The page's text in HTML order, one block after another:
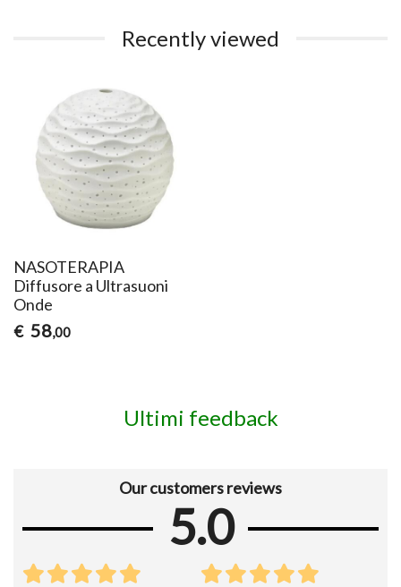
Recently viewed
NASOTERAPIA
Diffusore a Ultrasuoni
Onde
€ 58,00
Ultimi feedback
Our customers reviews
5.0